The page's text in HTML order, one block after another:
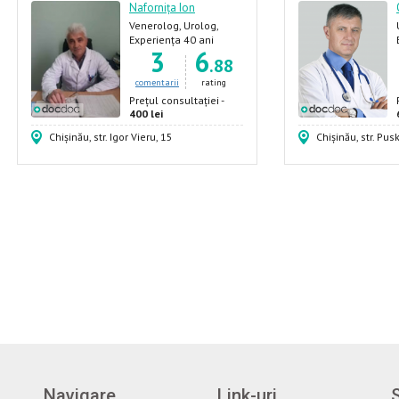
Nafornița Ion
Venerolog, Urolog,
Dermatolog, Androlog
Experiența 40 ani
3
comentarii
6.88
rating
Prețul consultației -
400 lei
Chișinău, str. Igor Vieru, 15
Chișinău, str.